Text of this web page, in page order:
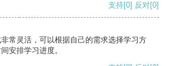
支持[0] 反对[0]
常灵活，可以根据自己的需求选择学习方
安排学习进度。